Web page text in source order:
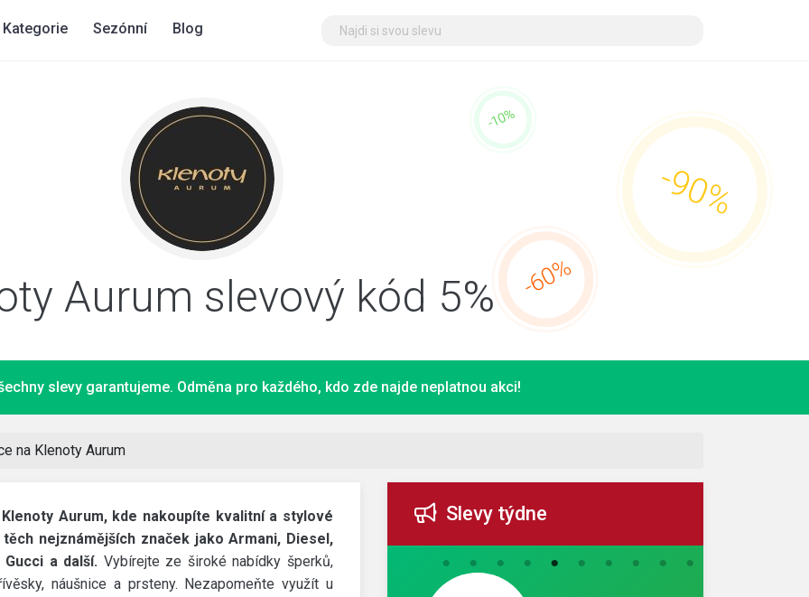
Aurum slevový kód 5%
slevy garantujeme. Odměna pro každého, kdo zde najde neplatnou akci!
na Klenoty Aurum
Aurum, kde nakoupíte kvalitní a stylové
nejznámějších značek jako Armani, Diesel,
Gucci a další. Vybírejte ze široké nabídky šperků,
náušnice a prsteny. Nezapomeňte využít u
Slevy týdne
Kategorie Sezónní Blog